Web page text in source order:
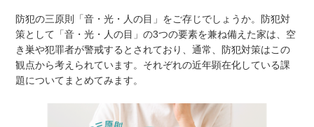
防犯の三原則「音・光・人の目」をご存じでしょうか。防犯対
策として「音・光・人の目」の3つの要素を兼ね備えた家は、空
き巣や犯罪者が警戒するとされており、通常、防犯対策はこの
観点から考えられています。それぞれの近年顕在化している課
題についてまとめてみます。